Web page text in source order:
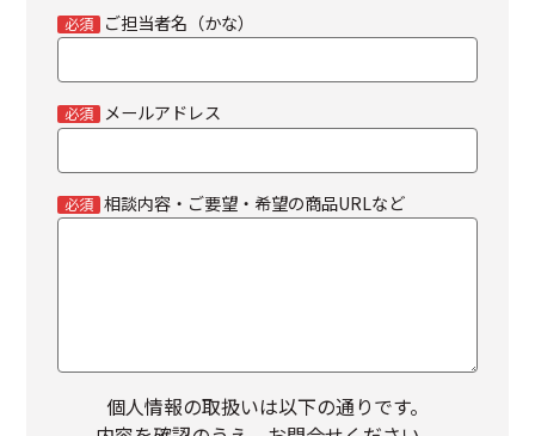
必須 ご担当者名（かな）
必須 メールアドレス
必須 相談内容・ご要望・希望の商品URLなど
個人情報の取扱いは以下の通りです。